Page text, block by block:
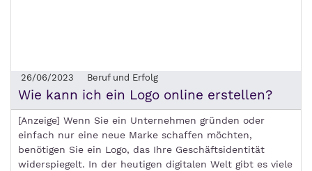
26/06/2023 Beruf und Erfolg
Wie kann ich ein Logo online erstellen?
[Anzeige] Wenn Sie ein Unternehmen gründen oder
einfach nur eine neue Marke schaffen möchten,
benötigen Sie ein Logo, das Ihre Geschäftsidentität
widerspiegelt. In der heutigen digitalen Welt gibt es viele